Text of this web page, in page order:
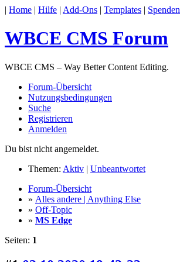
| Home | Hilfe | Add-Ons | Templates | Spenden
WBCE CMS Forum
WBCE CMS – Way Better Content Editing.
Forum-Übersicht
Nutzungsbedingungen
Suche
Registrieren
Anmelden
Du bist nicht angemeldet.
Themen: Aktiv | Unbeantwortet
Forum-Übersicht
» Alles andere | Anything Else
» Off-Topic
» MS Edge
Seiten: 1